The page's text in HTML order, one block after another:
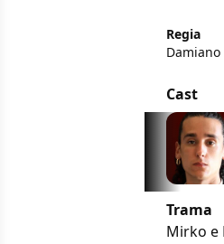
Regia
Cast
Trama
Mirko e